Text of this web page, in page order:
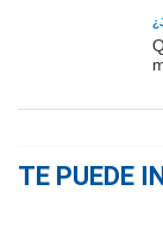
TE PUEDE